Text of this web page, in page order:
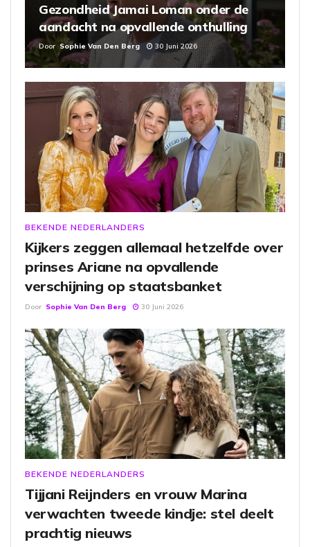
Gezondheid Jamai Loman onder de
aandacht na opvallende onthulling
Door Sophie Van Den Berg 30 Juni 2026
BEKENDE NEDERLANDERS
Kijkers zeggen allemaal hetzelfde over
prinses Ariane na opvallende
verschijning op staatsbanket
Door Sophie Van Den Berg 30 Juni 2026
BEKENDE NEDERLANDERS
Tijjani Reijnders en vrouw Marina
verwachten tweede kindje: stel deelt
prachtig nieuws